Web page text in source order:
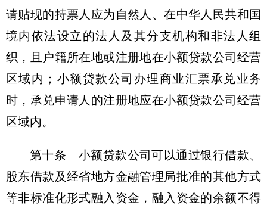
请贴现的持票人应为自然人、在中华人民共和国
境内依法设立的法人及其分支机构和非法人组
织，且户籍所在地或注册地在小额贷款公司经营
区域内；小额贷款公司办理商业汇票承兑业务
时，承兑申请人的注册地应在小额贷款公司经营
区域内。
第十条 小额贷款公司可以通过银行借款、
股东借款及经省地方金融管理局批准的其他方式
等非标准化形式融入资金，融入资金的余额不得